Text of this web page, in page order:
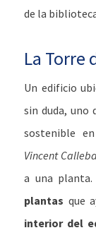
de la
La Torre
Un edificio
sin duda, uno
sostenible
Vincent
a una
plantas que
interior del